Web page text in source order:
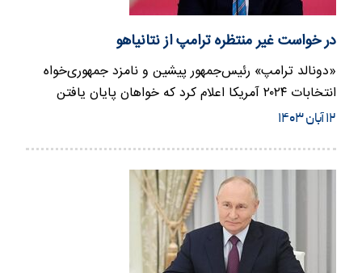
در خواست غیر منتظره ترامپ از نتانیاهو
«دونالد ترامپ» رئیس‌جمهور پیشین و نامزد جمهوری‌خواه
انتخابات ۲۰۲۴ آمریکا اعلام کرد که خواهان پایان یافتن
درگیری‌ها…
۱۲ آبان ۱۴۰۳